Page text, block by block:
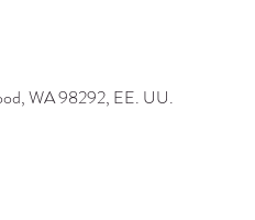
WA 98292, EE. UU.